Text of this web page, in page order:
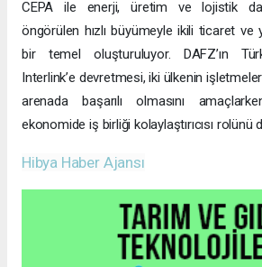
CEPA ile enerji, üretim ve lojistik
öngörülen hızlı büyümeyle ikili ticaret ve
bir temel oluşturuluyor. DAFZ’ın
Interlink’e devretmesi, iki ülkenin
arenada başarılı olmasını
ekonomide iş birliği kolaylaştırıcısı rolünü
Hibya Haber Ajansı